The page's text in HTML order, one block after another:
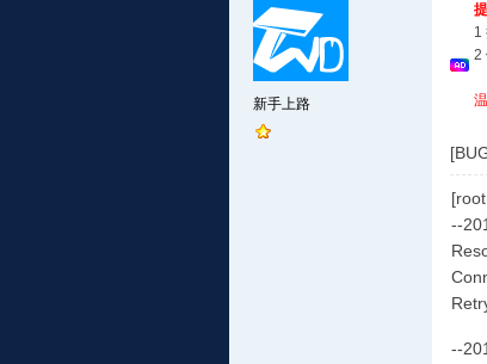
新手上路
1
2
--
--